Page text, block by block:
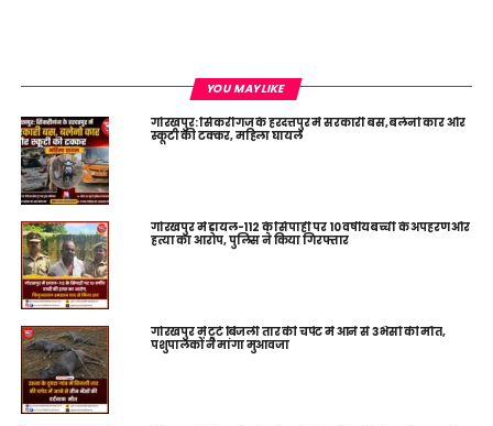
YOU MAY LIKE
गोरखपुर: सिकरीगंज के हरदत्तपुर में सरकारी बस, बलेनो कार और
स्कूटी की टक्कर, महिला घायल
गोरखपुर में डायल-112 के सिपाही पर 10 वर्षीय बच्ची के अपहरण और
हत्या का आरोप, पुलिस ने किया गिरफ्तार
गोरखपुर में टूटे बिजली तार की चपेट में आने से 3 भैंसों की मौत,
पशुपालकों ने मांगा मुआवजा